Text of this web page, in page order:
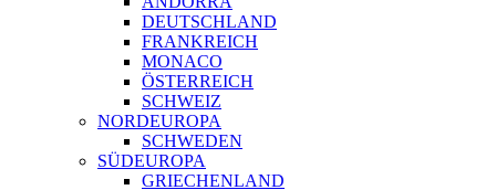
DEUTSCHLAND
FRANKREICH
MONACO
ÖSTERREICH
SCHWEIZ
NORDEUROPA
SCHWEDEN
SÜDEUROPA
GRIECHENLAND